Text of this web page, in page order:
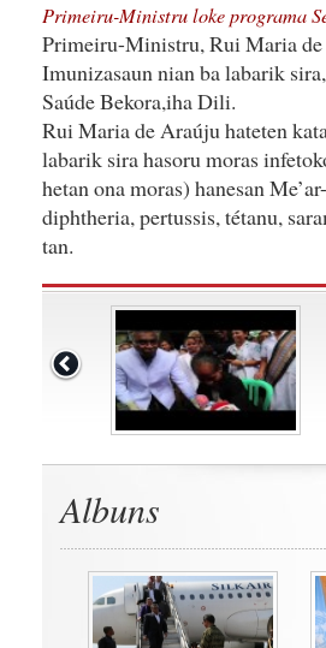
Primeiru-Ministru loke programa
Primeiru-Ministru, Rui Maria
Imunizasaun nian ba labarik
Saúde Bekora,iha Dili.
Rui Maria de Araúju hateten
labarik sira hasoru moras
hetan ona moras) hanesan
diphtheria, pertussis, tétanu,
tan.
Albuns